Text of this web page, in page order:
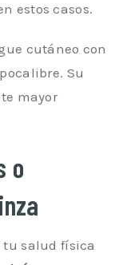
estos casos.
cutáneo con
Su
mayor
o
tu salud física